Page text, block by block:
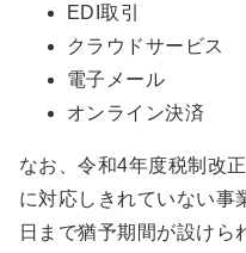
EDI取引
クラウドサービス
電子メール
オンライン決済
なお、令和4年度税制改
に対応しきれていない事
日まで猶予期間が設けら